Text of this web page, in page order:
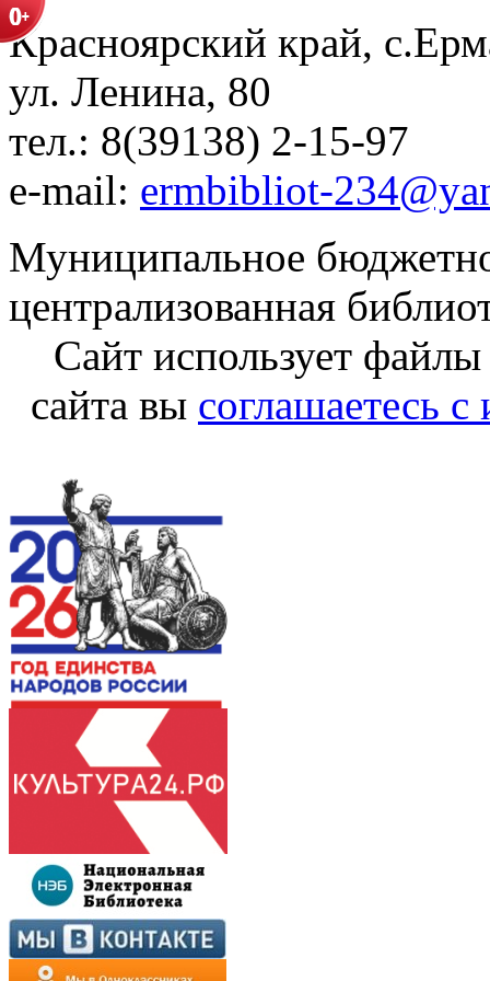
Красноярский край,
ул. Ленина, 80
тел.: 8(39138) 2-15-97
e-mail: ermbibliot-
Муниципальное
централизованная
Сайт использует
сайта вы соглашаетесь